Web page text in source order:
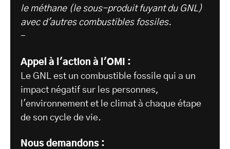
le méthane (le sous-produit fuyant du GNL)
avec d'autres combustibles fossiles.
-
Appel à l'action à l'OMI :
Le GNL est un combustible fossile qui a un
impact négatif sur les personnes,
l'environnement et le climat à chaque étape
de son cycle de vie.
Nous demandons :